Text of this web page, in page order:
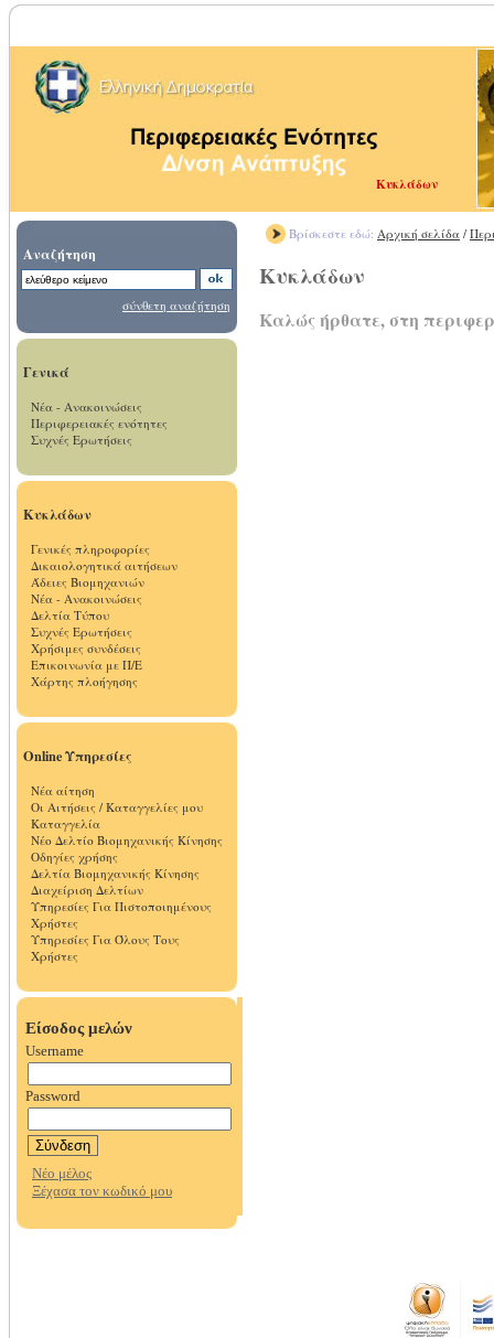
Κυκλάδων
Αναζήτηση
σύνθετη αναζήτηση
Γενικά
Νέα - Ανακοινώσεις
Περιφερειακές ενότητες
Συχνές Ερωτήσεις
Κυκλάδων
Γενικές πληροφορίες
Δικαιολογητικά αιτήσεων
Άδειες Βιομηχανιών
Νέα - Ανακοινώσεις
Δελτία Τύπου
Συχνές Ερωτήσεις
Χρήσιμες συνδέσεις
Επικοινωνία με Π/Ε
Χάρτης πλοήγησης
Online Υπηρεσίες
Νέα αίτηση
Οι Αιτήσεις / Καταγγελίες μου
Καταγγελία
Νέο Δελτίο Βιομηχανικής Κίνησης
Οδηγίες χρήσης
Δελτία Βιομηχανικής Κίνησης
Διαχείριση Δελτίων
Υπηρεσίες Για Πιστοποιημένους
Χρήστες
Υπηρεσίες Για Όλους Τους
Χρήστες
Βρίσκεστε εδώ: Αρχική σελίδα /
Κυκλάδων
Καλώς ήρθατε, στη